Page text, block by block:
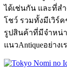
ได้เช่นกัน และที่ส
โชว์ รวมทั้งมีเวิร์
รูปสินค้าที่มีจำหน่
แนวAntiqueอย่าง